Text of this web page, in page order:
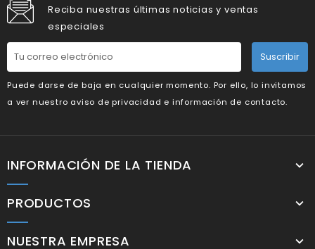
Reciba nuestras últimas noticias y ventas
especiales
Suscribir
Puede darse de baja en cualquier momento. Por ello, lo invitamos
a ver nuestro aviso de privacidad e información de contacto.
INFORMACIÓN DE LA TIENDA
PRODUCTOS
NUESTRA EMPRESA